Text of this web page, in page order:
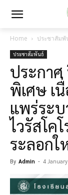
Home ประชาสัมพั
ประชาสัมพันธ์
ประกา
พิเศษ เ
แพร่ระบ
ไวรัสโค
ระลอกใ
By Admin - 4